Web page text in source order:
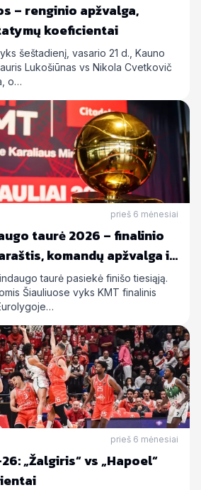
– renginio apžvalga,
koeficientai
šeštadienį, vasario 21 d., Kauno
Lukošiūnas vs Nikola Cvetkovič
o…
prieš 6 mėnesiai
taurė 2026 – finalinio
komandų apžvalga ir
taurė pasiekė finišo tiesiąją.
Šiauliuose vyks KMT finalinis
prieš 6 mėnesiai
„Žalgiris“ vs „Hapoel“